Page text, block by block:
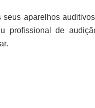
aparelhos
profissional de